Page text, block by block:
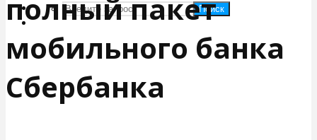
Поиск
полный пакет
мобильного банка
Сбербанка